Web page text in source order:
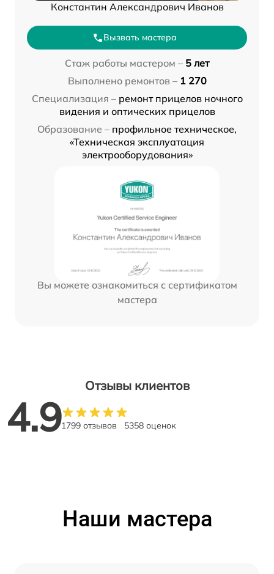
Константин Александрович Иванов
Вызвать мастера
Стаж работы мастером – 5 лет
Выполнено ремонтов – 1 270
Специализация – ремонт прицелов ночного
видения и оптических прицелов
Образование – профильное техническое,
«Техническая эксплуатация
электрооборудования»
Вы можете ознакомиться с сертификатом
мастера
Отзывы клиентов
4.91799 отзывов 5358 оценок
Наши мастера